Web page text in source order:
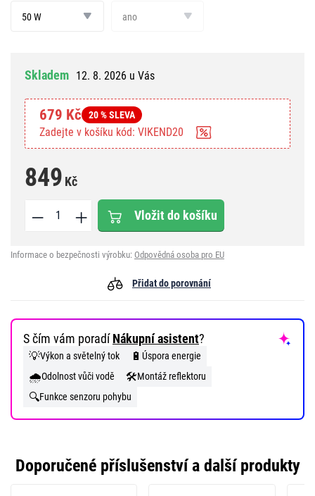
50 W
senzor
ano
Skladem 12. 8. 2026 u Vás
679 Kč 20 % SLEVA
Zadejte v košíku kód: VIKEND20
849 Kč
Vložit do košíku
Informace o bezpečnosti výrobku: Odpovědná osoba pro EU
Přidat do porovnání
S čím vám poradíNákupní asistent?
💡Výkon a světelný tok 🔋 Úspora energie
🌧️Odolnost vůči vodě 🛠️Montáž reflektoru
🔍Funkce senzoru pohybu
Doporučené příslušenství a další produkty